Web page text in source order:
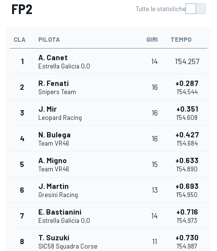
FP2 Tutte le statistiche
CLA PILOTA GIRI TEMPO
1 A. Canet
Estrella Galicia 0,0
14 1'54.257
2 R. Fenati
Snipers Team
16 +0.287
1'54.544
3 J. Mir
Leopard Racing
16 +0.351
1'54.608
4 N. Bulega
Team VR46
16 +0.427
1'54.684
5 A. Migno
Team VR46
15 +0.633
1'54.890
6 J. Martin
Gresini Racing
13 +0.693
1'54.950
7 E. Bastianini
Estrella Galicia 0,0
14 +0.716
1'54.973
8 T. Suzuki
SIC58 Squadra Corse
11 +0.730
1'54.987